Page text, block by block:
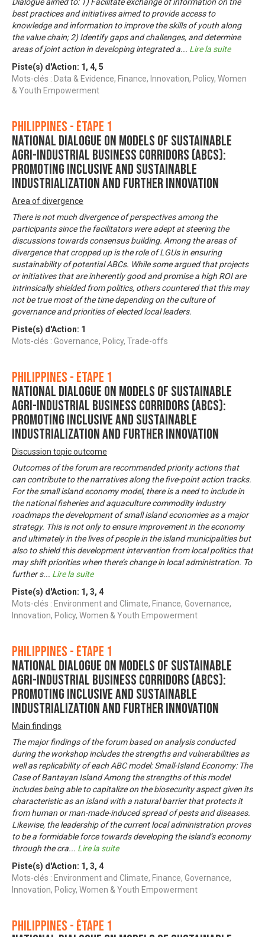
best practices and initiatives aimed to provide access to
knowledge and information to improve the skills of youth along
the value chain; 2) Identify gaps and challenges, and determine
areas of joint action in developing integrated a... Lire la suite
Piste(s) d'Action: 1 , 4, 5
Mots-clés : Data & Evidence, Finance, Innovation, Policy, Women
& Youth Empowerment
Philippines - Étape 1
National Dialogue on Models of Sustainable
Agri-Industrial Business Corridors (ABCs):
Promoting Inclusive and Sustainable
Industrialization and Further Innovation
Area of divergence
There is not much divergence of perspectives among the
participants since the facilitators were adept at steering the
discussions towards consensus building. Among the areas of
divergence that cropped up is the role of LGUs in ensuring
sustainability of potential ABCs. While some argued that projects
or initiatives that are inherently good and promise a high ROI are
intrinsically shielded from politics, others countered that this may
not be true most of the time depending on the culture of
governance and priorities of elected local leaders.
Piste(s) d'Action: 1
Mots-clés : Governance, Policy, Trade-offs
Philippines - Étape 1
National Dialogue on Models of Sustainable
Agri-Industrial Business Corridors (ABCs):
Promoting Inclusive and Sustainable
Industrialization and Further Innovation
Discussion topic outcome
Outcomes of the forum are recommended priority actions that
can contribute to the narratives along the five-point action tracks.
For the small island economy model, there is a need to include in
the national fisheries and aquaculture commodity industry
roadmaps the development of small island economies as a major
strategy. This is not only to ensure improvement in the economy
and ultimately in the lives of people in the island municipalities but
also to shield this development intervention from local politics that
may shift priorities when there’s change in local administration. To
further s... Lire la suite
Piste(s) d'Action: 1 , 3, 4
Mots-clés : Environment and Climate, Finance, Governance,
Innovation, Policy, Women & Youth Empowerment
Philippines - Étape 1
National Dialogue on Models of Sustainable
Agri-Industrial Business Corridors (ABCs):
Promoting Inclusive and Sustainable
Industrialization and Further Innovation
Main findings
The major findings of the forum based on analysis conducted
during the workshop includes the strengths and vulnerabilities as
well as replicability of each ABC model: Small-Island Economy: The
Case of Bantayan Island Among the strengths of this model
includes being able to capitalize on the biosecurity aspect given its
characteristic as an island with a natural barrier that protects it
from human or man-made-induced spread of pests and diseases.
Likewise, the leadership of the current local administration proves
to be a formidable force towards developing the island’s economy
through the cra... Lire la suite
Piste(s) d'Action: 1 , 3, 4
Mots-clés : Environment and Climate, Finance, Governance,
Innovation, Policy, Women & Youth Empowerment
Philippines - Étape 1